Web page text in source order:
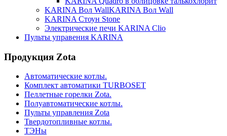
KARINA Вол WallKARINA Вол Wall
KARINA Стоун Stone
Электрические печи KARINA Clio
Пульты управения KARINA
Продукция Zota
Автоматические котлы.
Комплект автоматики TURBOSET
Пеллетные горелки Zota.
Полуавтоматические котлы.
Пульты управления Zota
Твердотопливные котлы.
ТЭНы